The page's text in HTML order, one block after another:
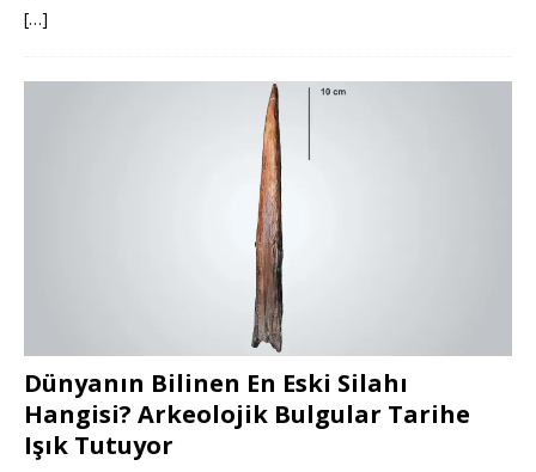
[…]
Dünyanın Bilinen En Eski Silahı
Hangisi? Arkeolojik Bulgular Tarihe
Işık Tutuyor